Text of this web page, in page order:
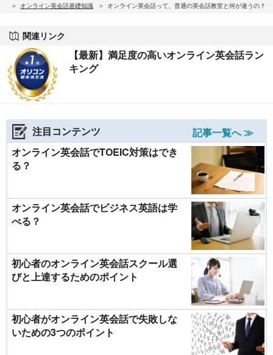
オンライン英会話基礎知識
オンライン英会話って、普通の英会話教室と何が違うの？
関連リンク
【最新】満足度の高いオンライン英会話ラン
キング
注目コンテンツ
記事一覧へ ≫
オンライン英会話でTOEIC対策はでき
る？
オンライン英会話でビジネス英語は学
べる？
初心者のオンライン英会話スクール選
びと上達するためのポイント
初心者がオンライン英会話で失敗しな
いための3つのポイント